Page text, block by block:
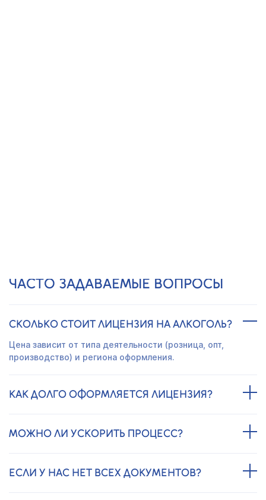
ЧАСТО ЗАДАВАЕМЫЕ ВОПРОСЫ
СКОЛЬКО СТОИТ ЛИЦЕНЗИЯ НА АЛКОГОЛЬ?
Цена зависит от типа деятельности (розница, опт,
производство) и региона оформления.
КАК ДОЛГО ОФОРМЛЯЕТСЯ ЛИЦЕНЗИЯ?
МОЖНО ЛИ УСКОРИТЬ ПРОЦЕСС?
ЕСЛИ У НАС НЕТ ВСЕХ ДОКУМЕНТОВ?